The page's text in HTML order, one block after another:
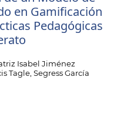
en Gamificación
Pedagógicas
Isabel Jiménez
Tagle, Segress García